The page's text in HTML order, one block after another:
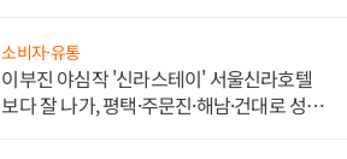
소비자·유통
이부진 야심작 '신라스테이' 서울신라호텔
보다 잘 나가, 평택·주문진·해남·건대로 성